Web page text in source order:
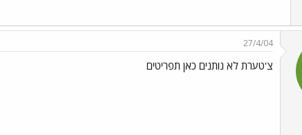
27/4/04
צ'טערת לא נותנים כאן תפריטים